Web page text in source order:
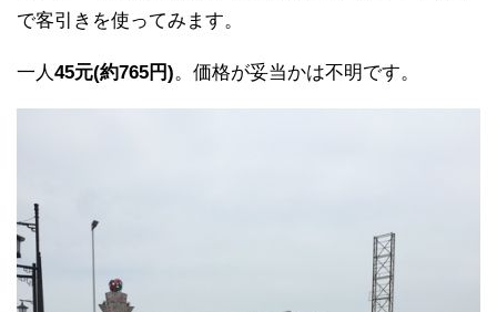
で客引きを使ってみます。
一人45元(約765円)。価格が妥当かは不明です。